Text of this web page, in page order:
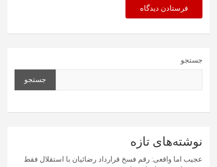
جستجو
جستجو
نوشته‌های تازه
عجیب اما واقعی: رقم فسخ قرارداد رضائیان با استقلال فقط